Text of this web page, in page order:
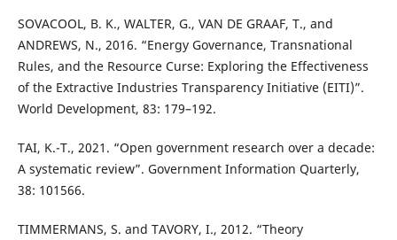
SOVACOOL, B. K., WALTER, G., VAN DE GRAAF, T., and
ANDREWS, N., 2016. “Energy Governance, Transnational
Rules, and the Resource Curse: Exploring the Effectiveness
of the Extractive Industries Transparency Initiative (EITI)”.
World Development, 83: 179–192.
TAI, K.-T., 2021. “Open government research over a decade:
A systematic review”. Government Information Quarterly,
38: 101566.
TIMMERMANS, S. and TAVORY, I., 2012. “Theory